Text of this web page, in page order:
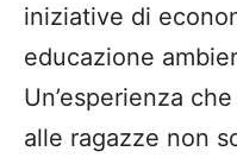
iniziative di
educazione
Un’esperienza
alle ragazze non